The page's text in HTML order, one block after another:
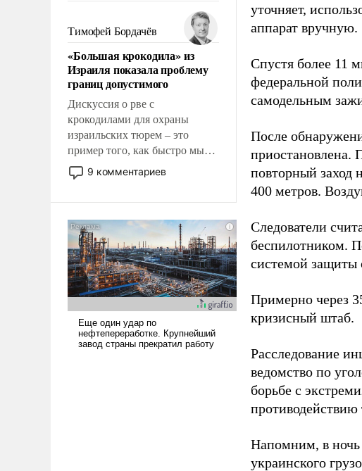
налогоплательщиков и где
Еревану за свои поступки не
нужно отвечать.
Тимофей Бордачёв
«Большая крокодила» из
Израиля показала проблему
границ допустимого
Дискуссия о рве с
крокодилами для охраны
израильских тюрем – это
пример того, как быстро мы
двигаемся по пути
революционных изменений.
псевдонаучной фантастики,
стало всерьез обсуждаемой
идеей.
9 комментариев
уточняет,
аппарат вручную.
Спустя более 11
федеральной
самодельным
После
приостановлена.
повторный заход
400 метров.
Следователи
беспилотником.
системой защиты
Примерно через
кризисный штаб.
Расследование
ведомство по
борьбе с
противодействию
Напомним, в ночь
украинского